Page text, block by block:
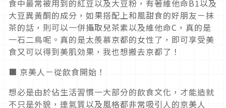
食中最常被用到的紅豆以及大豆粉，有著維他命B1以及
大豆異黃酮的成分，如果搭配上和風甜食的好朋友－抹
茶的話，則可以一併攝取兒茶素以及維他命C，真的是
一石二鳥呢。真的是太羨慕京都的女性了，即可享受美
食又可以得到美肌効果，我也想搬去京都了！
■ 京美人－從飲食開始！
想必是由於佔生活習慣一大部分的飲食文化，才能造就
不只是外貌，連氣質以及風格都非常吸引人的京美人